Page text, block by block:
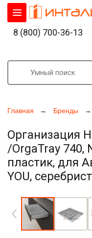
Главная Бренды
Организация
/OrgaTray 740,
пластик, для
YOU,
8 (800) 700-36-13